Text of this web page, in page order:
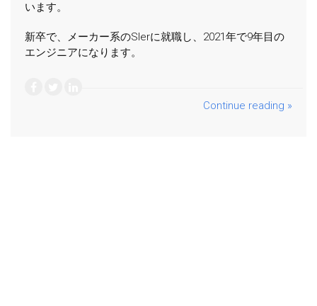
います。
新卒で、メーカー系のSIerに就職し、2021年で9年目の
エンジニアになります。
Continue reading »